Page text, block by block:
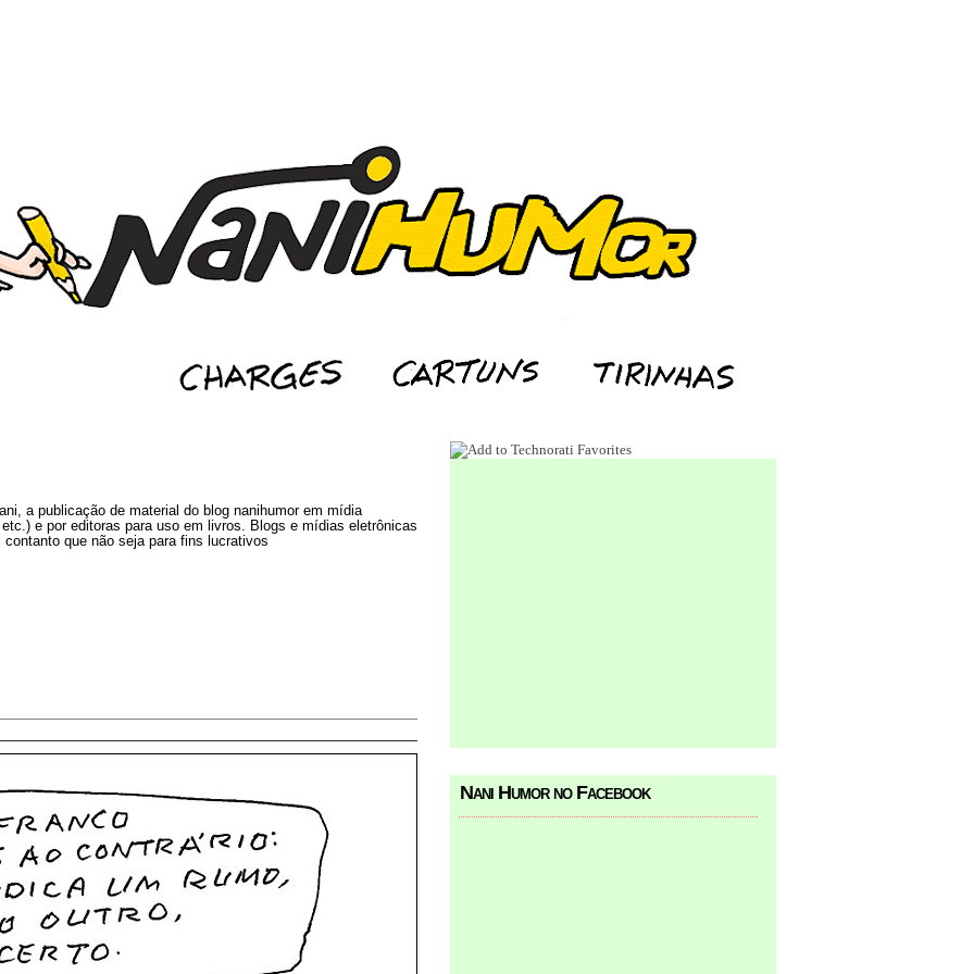
a publicação de material do blog nanihumor em mídia
e por editoras para uso em livros. Blogs e mídias eletrônicas
que não seja para fins lucrativos
Nani Humor no Facebook